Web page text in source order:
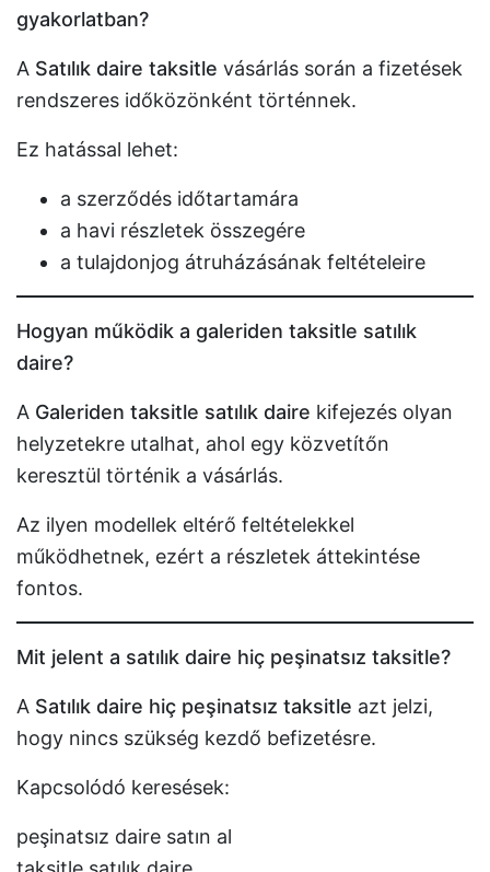
gyakorlatban?
A Satılık daire taksitle vásárlás során a fizetések
rendszeres időközönként történnek.
Ez hatással lehet:
a szerződés időtartamára
a havi részletek összegére
a tulajdonjog átruházásának feltételeire
Hogyan működik a galeriden taksitle satılık
daire?
A Galeriden taksitle satılık daire kifejezés olyan
helyzetekre utalhat, ahol egy közvetítőn
keresztül történik a vásárlás.
Az ilyen modellek eltérő feltételekkel
működhetnek, ezért a részletek áttekintése
fontos.
Mit jelent a satılık daire hiç peşinatsız taksitle?
A Satılık daire hiç peşinatsız taksitle azt jelzi,
hogy nincs szükség kezdő befizetésre.
Kapcsolódó keresések:
peşinatsız daire satın al